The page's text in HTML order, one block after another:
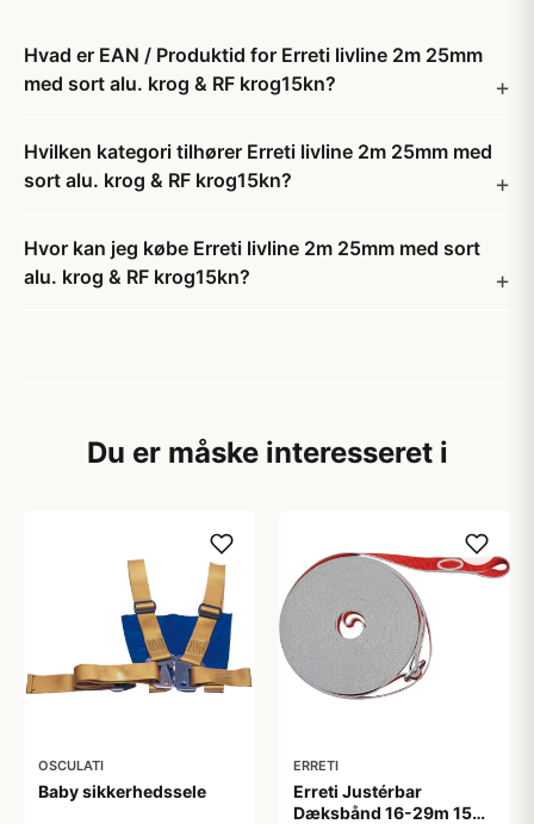
Hvad er EAN / Produktid for Erreti livline 2m 25mm
med sort alu. krog & RF krog15kn?
Hvilken kategori tilhører Erreti livline 2m 25mm med
sort alu. krog & RF krog15kn?
Hvor kan jeg købe Erreti livline 2m 25mm med sort
alu. krog & RF krog15kn?
Du er måske interesseret i
OSCULATI
Baby sikkerhedssele
ERRETI
Erreti Justérbar
Dæksbånd 16-29m 15Kn